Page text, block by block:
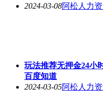
2024-03-08阿松人力
玩法推荐无押金24小
百度知道
2024-03-05阿松人力